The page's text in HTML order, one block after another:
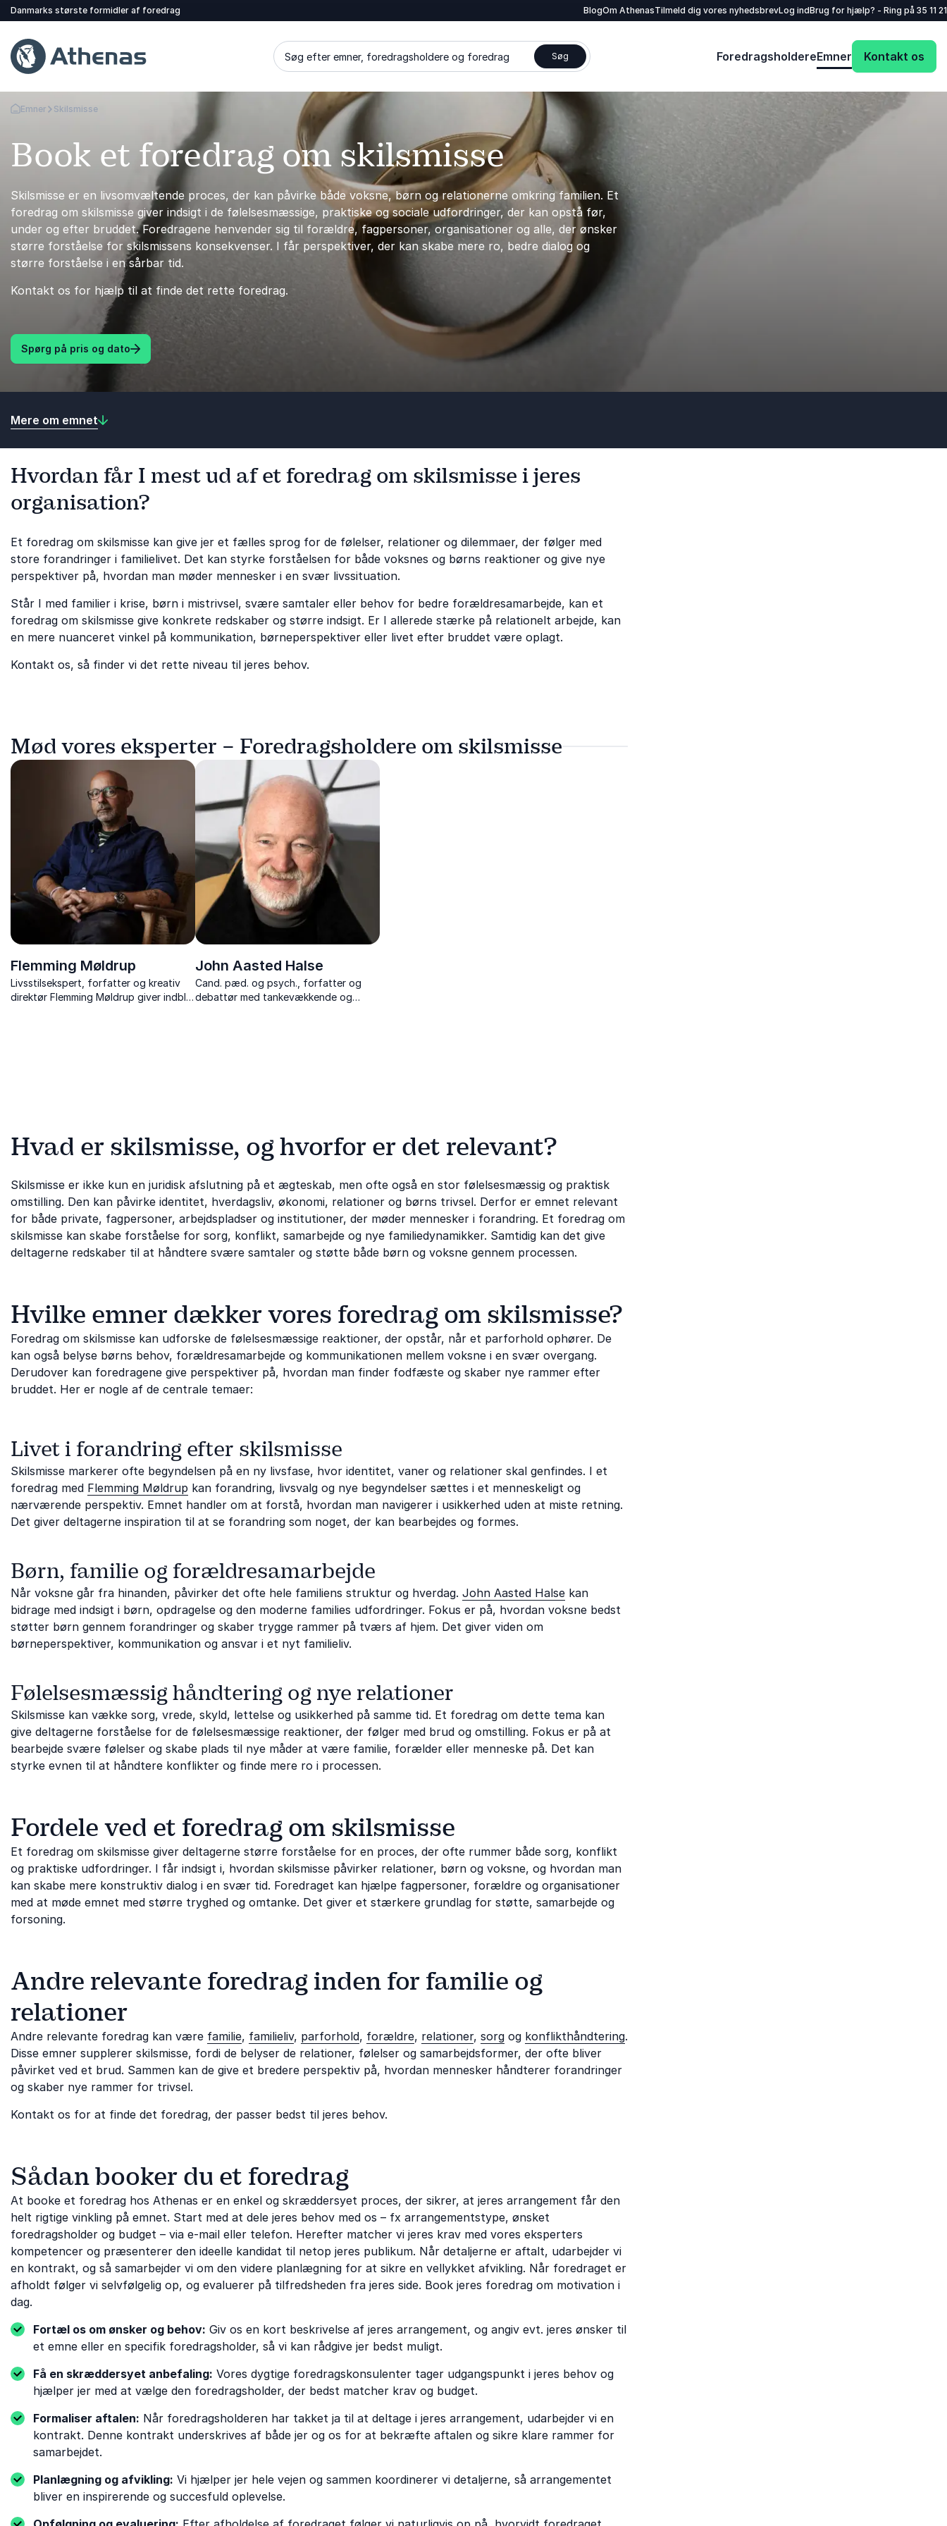
Danmarks største formidler af foredrag BlogOm AthenasTilmeld dig vores nyhedsbrevLog indBrug for hjælp? - Ring på 35 11
Søg efter emner, foredragsholdere og foredrag Søg ForedragsholdereEmner Kontakt os
Tilbage til forsiden
Emner Skilsmisse
Book et foredrag om skilsmisse
Skilsmisse er en livsomvæltende proces, der kan påvirke både voksne, børn og relationerne omkring familien. Et
foredrag om skilsmisse giver indsigt i de følelsesmæssige, praktiske og sociale udfordringer, der kan opstå før,
under og efter bruddet. Foredragene henvender sig til forældre, fagpersoner, organisationer og alle, der ønsker
større forståelse for skilsmissens konsekvenser. I får perspektiver, der kan skabe mere ro, bedre dialog og
større forståelse i en sårbar tid.
Kontakt os for hjælp til at finde det rette foredrag.
Spørg på pris og dato
Mere om emnet
Hvordan får I mest ud af et foredrag om skilsmisse i jeres
organisation?
Et foredrag om skilsmisse kan give jer et fælles sprog for de følelser, relationer og dilemmaer, der følger med
store forandringer i familielivet. Det kan styrke forståelsen for både voksnes og børns reaktioner og give nye
perspektiver på, hvordan man møder mennesker i en svær livssituation.
Står I med familier i krise, børn i mistrivsel, svære samtaler eller behov for bedre forældresamarbejde, kan et
foredrag om skilsmisse give konkrete redskaber og større indsigt. Er I allerede stærke på relationelt arbejde, kan
en mere nuanceret vinkel på kommunikation, børneperspektiver eller livet efter bruddet være oplagt.
Kontakt os, så finder vi det rette niveau til jeres behov.
Mød vores eksperter – Foredragsholdere om skilsmisse
Flemming Møldrup
Livsstilsekspert, forfatter og kreativ
direktør Flemming Møldrup giver indblik
John Aasted Halse
Cand. pæd. og psych., forfatter og
debattør med tankevækkende og
Hvad er skilsmisse, og hvorfor er det relevant?
Skilsmisse er ikke kun en juridisk afslutning på et ægteskab, men ofte også en stor følelsesmæssig og praktisk
omstilling. Den kan påvirke identitet, hverdagsliv, økonomi, relationer og børns trivsel. Derfor er emnet relevant
for både private, fagpersoner, arbejdspladser og institutioner, der møder mennesker i forandring. Et foredrag om
skilsmisse kan skabe forståelse for sorg, konflikt, samarbejde og nye familiedynamikker. Samtidig kan det give
deltagerne redskaber til at håndtere svære samtaler og støtte både børn og voksne gennem processen.
Hvilke emner dækker vores foredrag om skilsmisse?
Foredrag om skilsmisse kan udforske de følelsesmæssige reaktioner, der opstår, når et parforhold ophører. De
kan også belyse børns behov, forældresamarbejde og kommunikationen mellem voksne i en svær overgang.
Derudover kan foredragene give perspektiver på, hvordan man finder fodfæste og skaber nye rammer efter
bruddet. Her er nogle af de centrale temaer:
Livet i forandring efter skilsmisse
Skilsmisse markerer ofte begyndelsen på en ny livsfase, hvor identitet, vaner og relationer skal genfindes. I et
foredrag med Flemming Møldrup kan forandring, livsvalg og nye begyndelser sættes i et menneskeligt og
nærværende perspektiv. Emnet handler om at forstå, hvordan man navigerer i usikkerhed uden at miste retning.
Det giver deltagerne inspiration til at se forandring som noget, der kan bearbejdes og formes.
Børn, familie og forældresamarbejde
Når voksne går fra hinanden, påvirker det ofte hele familiens struktur og hverdag. John Aasted Halse kan
bidrage med indsigt i børn, opdragelse og den moderne families udfordringer. Fokus er på, hvordan voksne bedst
støtter børn gennem forandringer og skaber trygge rammer på tværs af hjem. Det giver viden om
børneperspektiver, kommunikation og ansvar i et nyt familieliv.
Følelsesmæssig håndtering og nye relationer
Skilsmisse kan vække sorg, vrede, skyld, lettelse og usikkerhed på samme tid. Et foredrag om dette tema kan
give deltagerne forståelse for de følelsesmæssige reaktioner, der følger med brud og omstilling. Fokus er på at
bearbejde svære følelser og skabe plads til nye måder at være familie, forælder eller menneske på. Det kan
styrke evnen til at håndtere konflikter og finde mere ro i processen.
Fordele ved et foredrag om skilsmisse
Et foredrag om skilsmisse giver deltagerne større forståelse for en proces, der ofte rummer både sorg, konflikt
og praktiske udfordringer. I får indsigt i, hvordan skilsmisse påvirker relationer, børn og voksne, og hvordan man
kan skabe mere konstruktiv dialog i en svær tid. Foredraget kan hjælpe fagpersoner, forældre og organisationer
med at møde emnet med større tryghed og omtanke. Det giver et stærkere grundlag for støtte, samarbejde og
forsoning.
Andre relevante foredrag inden for familie og
relationer
Andre relevante foredrag kan være familie, familieliv, parforhold, forældre, relationer, sorg og konflikthåndtering.
Disse emner supplerer skilsmisse, fordi de belyser de relationer, følelser og samarbejdsformer, der ofte bliver
påvirket ved et brud. Sammen kan de give et bredere perspektiv på, hvordan mennesker håndterer forandringer
og skaber nye rammer for trivsel.
Kontakt os for at finde det foredrag, der passer bedst til jeres behov.
Sådan booker du et foredrag
At booke et foredrag hos Athenas er en enkel og skræddersyet proces, der sikrer, at jeres arrangement får den
helt rigtige vinkling på emnet. Start med at dele jeres behov med os – fx arrangementstype, ønsket
foredragsholder og budget – via e-mail eller telefon. Herefter matcher vi jeres krav med vores eksperters
kompetencer og præsenterer den ideelle kandidat til netop jeres publikum. Når detaljerne er aftalt, udarbejder vi
en kontrakt, og så samarbejder vi om den videre planlægning for at sikre en vellykket afvikling. Når foredraget er
afholdt følger vi selvfølgelig op, og evaluerer på tilfredsheden fra jeres side. Book jeres foredrag om motivation i
dag.
Fortæl os om ønsker og behov: Giv os en kort beskrivelse af jeres arrangement, og angiv evt. jeres ønsker til
et emne eller en specifik foredragsholder, så vi kan rådgive jer bedst muligt.
Få en skræddersyet anbefaling: Vores dygtige foredragskonsulenter tager udgangspunkt i jeres behov og
hjælper jer med at vælge den foredragsholder, der bedst matcher krav og budget.
Formaliser aftalen: Når foredragsholderen har takket ja til at deltage i jeres arrangement, udarbejder vi en
kontrakt. Denne kontrakt underskrives af både jer og os for at bekræfte aftalen og sikre klare rammer for
samarbejdet.
Planlægning og afvikling: Vi hjælper jer hele vejen og sammen koordinerer vi detaljerne, så arrangementet
bliver en inspirerende og succesfuld oplevelse.